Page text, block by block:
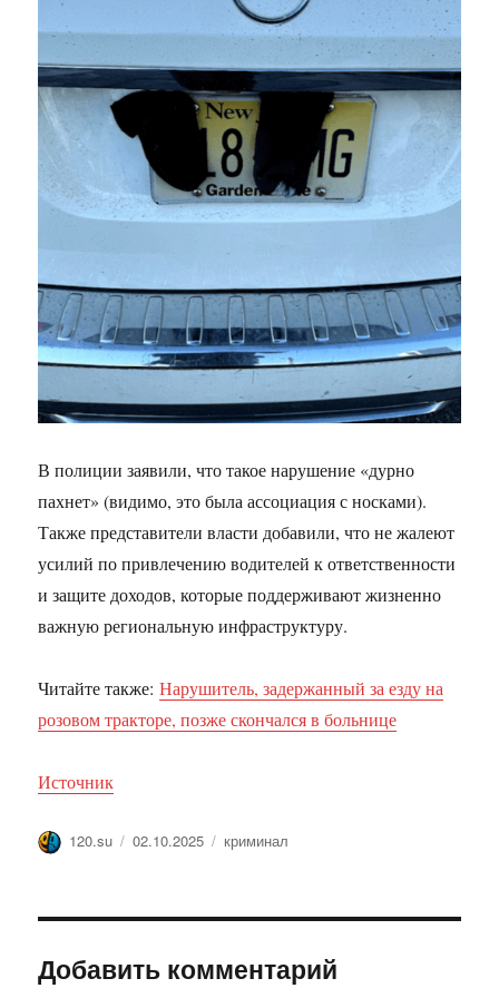
В полиции заявили, что такое нарушение «дурно
пахнет» (видимо, это была ассоциация с носками).
Также представители власти добавили, что не жалеют
усилий по привлечению водителей к ответственности
и защите доходов, которые поддерживают жизненно
важную региональную инфраструктуру.
Читайте также:Нарушитель, задержанный за езду на
розовом тракторе, позже скончался в больнице
Источник
Автор
120.su Опубликовано
02.10.2025 Метки
криминал
Добавить комментарий